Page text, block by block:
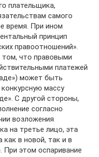
плательщика,
самого
время. При ином
принцип
правоотношений».
что правовыми
платежей
может быть
массу
С другой стороны,
согласно
возложения
на третье лицо, эта
как в новой, так и в
этом оспаривание